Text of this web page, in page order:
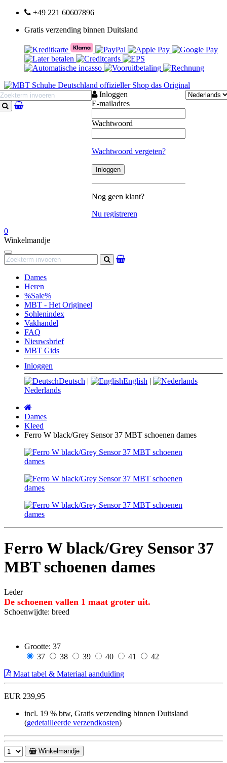
+49 221 60607896
Gratis verzending binnen Duitsland
Zoeken
Inloggen
E-mailadres
Wachtwoord
Wachtwoord vergeten?
Nog geen klant?
Nu registreren
0
Winkelmandje
Navigation
Zoeken
Dames
Heren
%Sale%
MBT - Het Origineel
Sohlenindex
Vakhandel
FAQ
Nieuwsbrief
MBT Gids
Inloggen
Deutsch | English |
Nederlands
Dames
Kleed
Ferro W black/Grey Sensor 37 MBT schoenen dames
Ferro W black/Grey Sensor 37
MBT schoenen dames
Leder
De schoenen vallen 1 maat groter uit.
Schoenwijdte: breed
Grootte: 37
37
38 39 40 41
42
Maat tabel & Materiaal aanduiding
EUR 239,95
incl. 19 % btw, Gratis verzending binnen Duitsland
(gedetailleerde verzendkosten)
Winkelmandje